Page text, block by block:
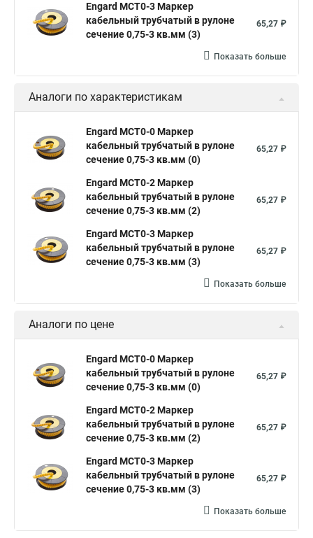
Engard MCT0-3 Маркер
кабельный трубчатый в рулоне
сечение 0,75-3 кв.мм (3)
65,27 ₽
Показать больше
Аналоги по характеристикам
Engard MCT0-0 Маркер
кабельный трубчатый в рулоне
сечение 0,75-3 кв.мм (0)
65,27 ₽
Engard MCT0-2 Маркер
кабельный трубчатый в рулоне
сечение 0,75-3 кв.мм (2)
65,27 ₽
Engard MCT0-3 Маркер
кабельный трубчатый в рулоне
сечение 0,75-3 кв.мм (3)
65,27 ₽
Показать больше
Аналоги по цене
Engard MCT0-0 Маркер
кабельный трубчатый в рулоне
сечение 0,75-3 кв.мм (0)
65,27 ₽
Engard MCT0-2 Маркер
кабельный трубчатый в рулоне
сечение 0,75-3 кв.мм (2)
65,27 ₽
Engard MCT0-3 Маркер
кабельный трубчатый в рулоне
сечение 0,75-3 кв.мм (3)
65,27 ₽
Показать больше